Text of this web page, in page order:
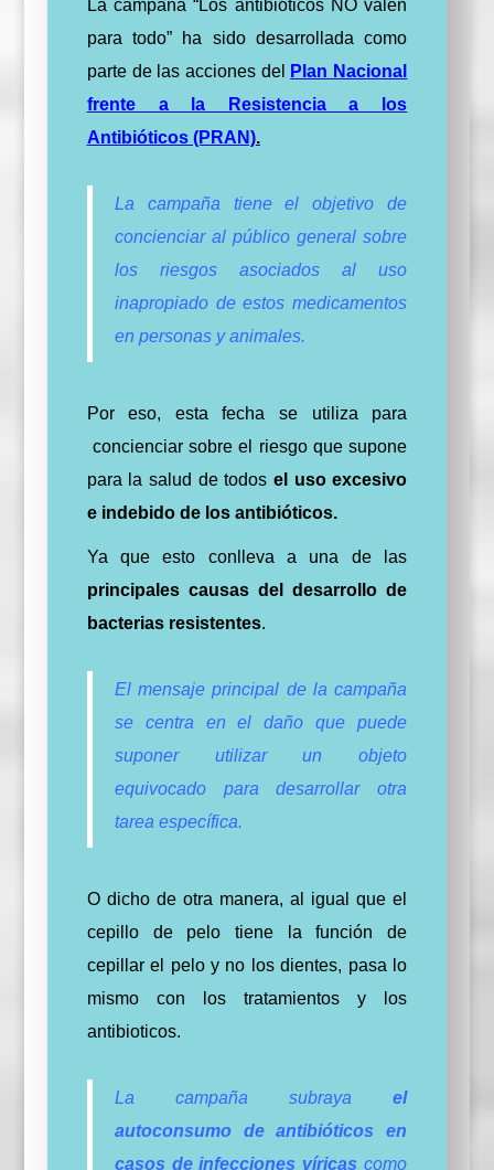
La campaña “Los antibióticos NO valen
para todo” ha sido desarrollada como
parte de las acciones del
Plan Nacional
frente a la Resistencia a los
Antibióticos (PRAN).
La campaña tiene el objetivo de
concienciar al público general sobre
los riesgos asociados al uso
inapropiado de estos medicamentos
en personas y animales.
Por eso, esta fecha se utiliza para
concienciar sobre el riesgo que supone
para la salud de todos el uso excesivo
e indebido de los antibióticos.
Ya que esto conlleva a una de las
principales causas del desarrollo de
bacterias resistentes.
El mensaje principal de la campaña
se centra en el daño que puede
suponer utilizar un objeto
equivocado para desarrollar otra
tarea específica.
O dicho de otra manera, al igual que el
cepillo de pelo tiene la función de
cepillar el pelo y no los dientes, pasa lo
mismo con los tratamientos y los
antibioticos.
La campaña subrayael
autoconsumo de antibióticos en
casos de infecciones víricascomo